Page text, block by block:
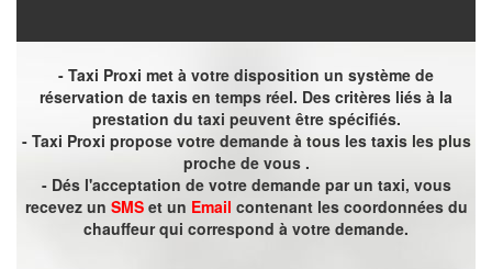
- Taxi Proxi met à votre disposition un système de
réservation de taxis en temps réel. Des critères liés à la
prestation du taxi peuvent être spécifiés.
- Taxi Proxi propose votre demande à tous les taxis les plus
proche de vous .
- Dés l'acceptation de votre demande par un taxi, vous
recevez un SMSet un Email contenant les coordonnées du
chauffeur qui correspond à votre demande.